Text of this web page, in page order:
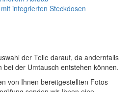
der Teile darauf, da andernfalls
bei der Umtausch entstehen können.
von Ihnen bereitgestellten Fotos